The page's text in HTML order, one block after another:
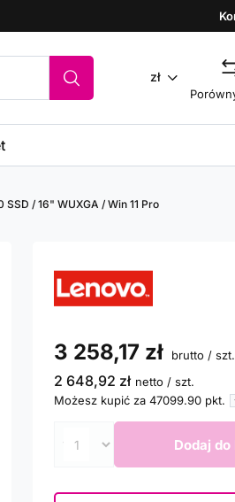
zł
/ 16" WUXGA / Win 11 Pro
3 258,17 zł brutto / szt.
2 648,92 zł netto / szt.
Możesz kupić za 47099.90 pkt.
Dodaj